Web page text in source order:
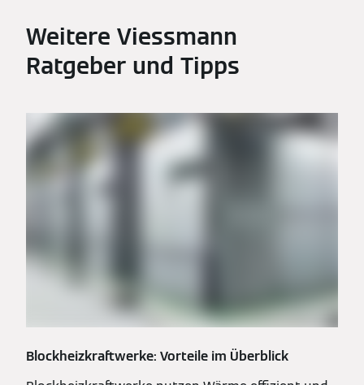
Weitere Viessmann
Ratgeber und Tipps
Blockheizkraftwerke: Vorteile im Überblick